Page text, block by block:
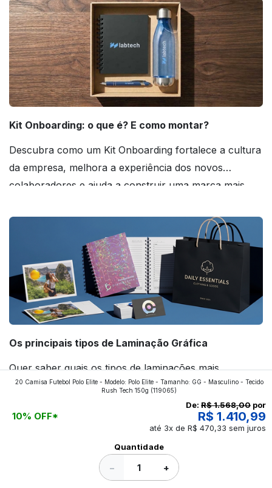
Kit Onboarding: o que é? E como montar?
Descubra como um Kit Onboarding fortalece a cultura
da empresa, melhora a experiência dos novos
colaboradores e ajuda a construir uma marca mais
Os principais tipos de Laminação Gráfica
Quer saber quais os tipos de laminações mais
aplicados nos impressos da gráfica FuturaIM? Então,
continue a leitura que vamos revelar para você!
20 Camisa Futebol Polo Elite - Modelo: Polo Elite - Tamanho: GG - Masculino - Tecido
Rush Tech 150g (119065)
10% OFF*
De: R$ 1.568,00 por
R$ 1.410,99
até 3x de R$ 470,33 sem juros
Quantidade
− +